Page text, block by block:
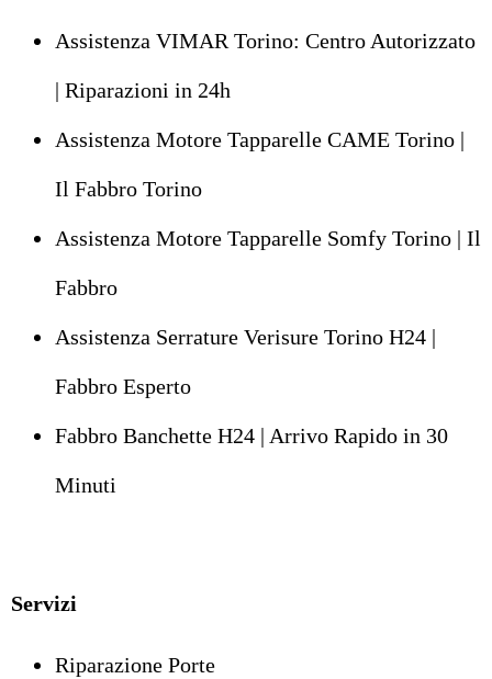
Assistenza VIMAR Torino: Centro Autorizzato
| Riparazioni in 24h
Assistenza Motore Tapparelle CAME Torino |
Il Fabbro Torino
Assistenza Motore Tapparelle Somfy Torino | Il
Fabbro
Assistenza Serrature Verisure Torino H24 |
Fabbro Esperto
Fabbro Banchette H24 | Arrivo Rapido in 30
Minuti
Servizi
Riparazione Porte